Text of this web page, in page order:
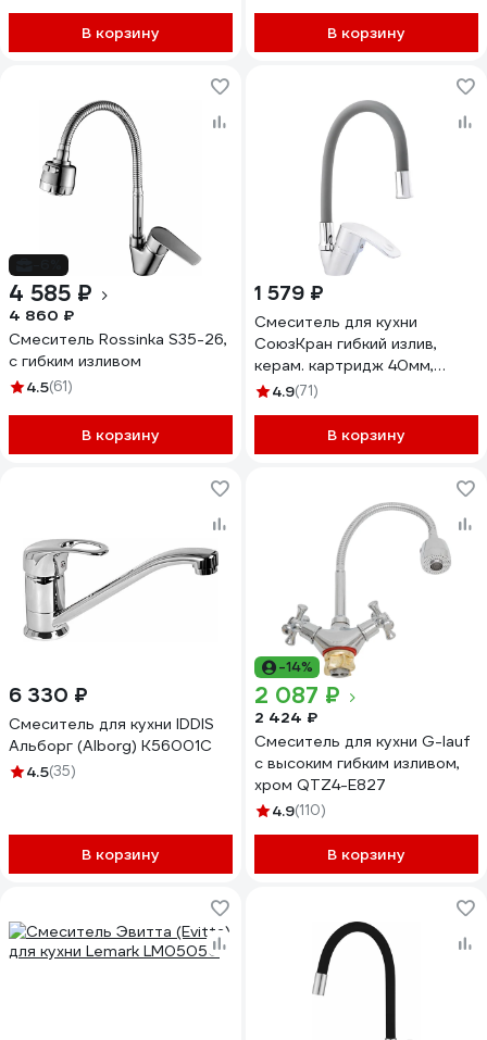
В корзину В корзину
4 585 ₽
4 860 ₽
Смеситель Rossinka S35-26,
с гибким изливом
4.5(61)
В корзину
1 579 ₽
Смеситель для кухни
СоюзКран гибкий излив,
керам. картридж 40мм,
серый, цинк, SK01-С113 567-
4.9(71)
В корзину
6 330 ₽
Смеситель для кухни IDDIS
Альборг (Alborg) K56001C
4.5(35)
В корзину
-14%
2 087 ₽
2 424 ₽
Смеситель для кухни G-lauf
с высоким гибким изливом,
хром QTZ4-E827
4.9(110)
В корзину